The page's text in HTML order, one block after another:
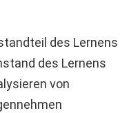
des Lernens
des Lernens
von